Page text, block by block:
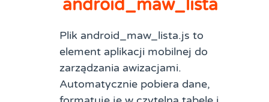
android_maw_lista
Plik android_maw_lista.js to
element aplikacji mobilnej do
zarządzania awizacjami.
Automatycznie pobiera dane,